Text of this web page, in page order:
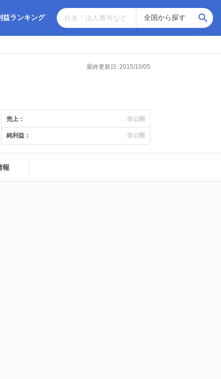
益ランキング
最終更新日: 2015/10/05
売上： 非公開
純利益： 非公開
報